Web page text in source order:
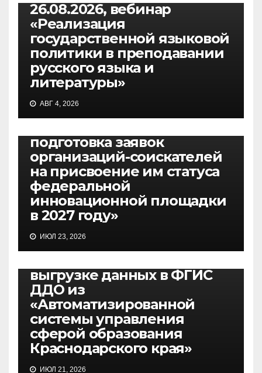
26.08.2026, вебинар
«Реализация
государственной языковой
политики в преподавании
русского языка и
литературы»
АВГ 4, 2026
30.07.2026, вебинар
подготовка заявок
организаций-соискателей
на присвоение им статуса
федеральной
инновационной площадки
в 2027 году»
ИЮЛ 23, 2026
27.07.2026, вебинар по
выгрузке данных в ФГИС
ДДО из
«Автоматизированной
системы управления
сферой образования
Краснодарского края»
ИЮЛ 21, 2026